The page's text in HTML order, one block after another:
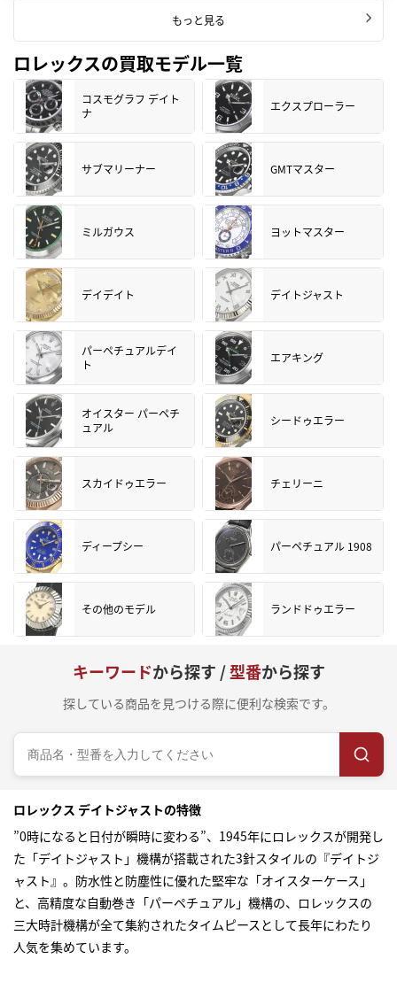
もっと見る
ロレックスの買取モデル一覧
コスモグラフ デイト
ナ
エクスプローラー
サブマリーナー GMTマスター
ミルガウス ヨットマスター
デイデイト デイトジャスト
パーペチュアルデイ
ト
エアキング
オイスター パーペチ
ュアル
シードゥエラー
スカイドゥエラー チェリーニ
ディープシー パーペチュアル 1908
その他のモデル ランドドゥエラー
キーワードから探す /型番から探す
探している商品を見つける際に便利な検索です。
ロレックス デイトジャストの特徴
”0時になると日付が瞬時に変わる”、1945年にロレックスが開発し
た「デイトジャスト」機構が搭載された3針スタイルの『デイトジ
ャスト』。防水性と防塵性に優れた堅牢な「オイスターケース」
と、高精度な自動巻き「パーペチュアル」機構の、ロレックスの
三大時計機構が全て集約されたタイムピースとして長年にわたり
人気を集めています。